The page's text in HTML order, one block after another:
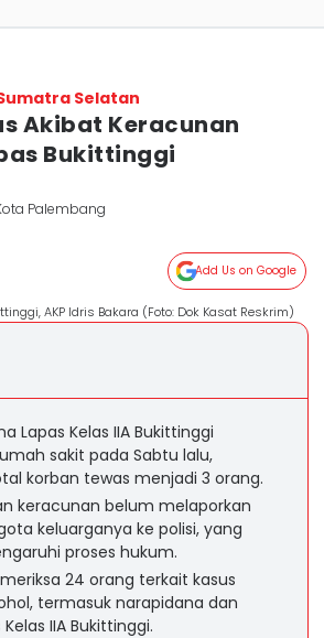
Selatan
Akibat Keracunan
Bukittinggi
Palembang
Add Us on Google
AKP Idris Bakara (Foto: Dok Kasat Reskrim)
Lapas Kelas IIA Bukittinggi
sakit pada Sabtu lalu,
korban tewas menjadi 3 orang.
keracunan belum melaporkan
keluarganya ke polisi, yang
proses hukum.
24 orang terkait kasus
termasuk narapidana dan
IIA Bukittinggi.